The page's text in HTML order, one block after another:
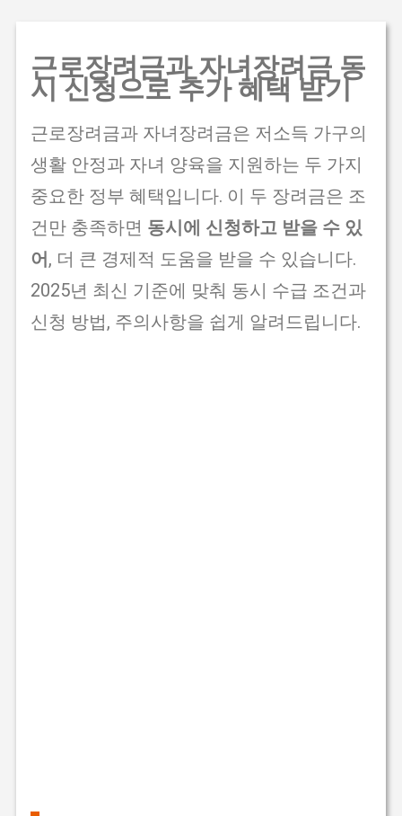
근로장려금과 자녀장려금 동
시 신청으로 추가 혜택 받기
근로장려금과 자녀장려금은 저소득 가구의
생활 안정과 자녀 양육을 지원하는 두 가지
중요한 정부 혜택입니다. 이 두 장려금은 조
건만 충족하면 동시에 신청하고 받을 수 있
어, 더 큰 경제적 도움을 받을 수 있습니다.
2025년 최신 기준에 맞춰 동시 수급 조건과
신청 방법, 주의사항을 쉽게 알려드립니다.